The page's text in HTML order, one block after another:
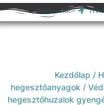
Pro-Ferco Kft. 1191
Kezdőlap /
hegesztőanyagok /
hegesztőhuzalok